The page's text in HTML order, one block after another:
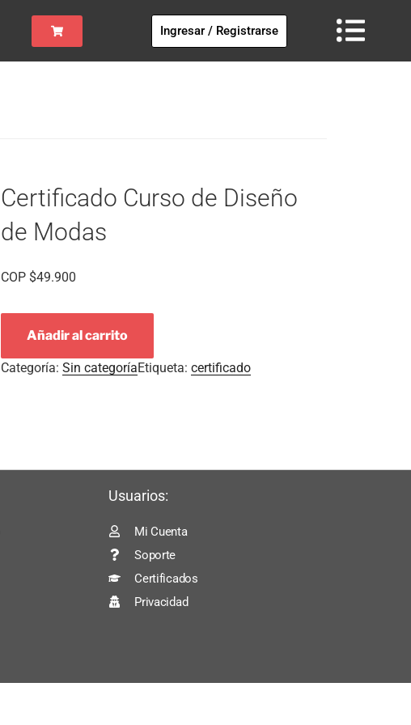
Ingresar / Registrarse
Certificado Curso de Diseño
de Modas
COP $49.900
Añadir al carrito
Categoría: Sin categoríaEtiqueta: certificado
Usuarios:
Mi Cuenta
Soporte
Certificados
Privacidad